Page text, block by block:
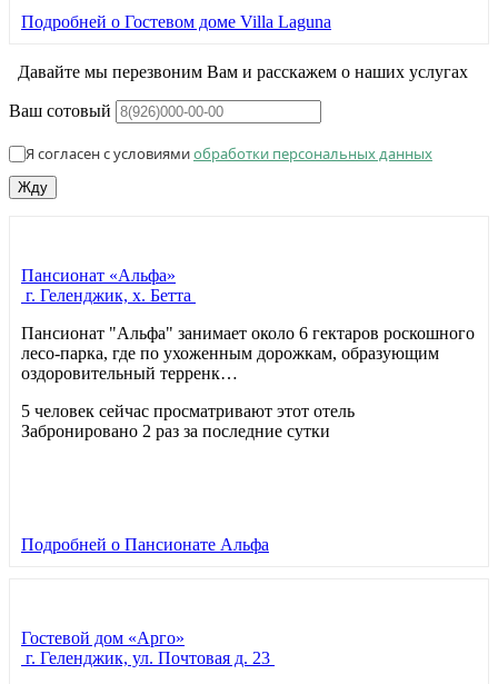
Подробней о Гостевом доме Villa Laguna
Давайте мы перезвоним Вам и расскажем о наших услугах
Ваш сотовый
Я согласен с условиямиобработки персональных данных
Жду
Пансионат «Альфа»
г. Геленджик, х. Бетта
Пансионат "Альфа" занимает около 6 гектаров роскошного
лесо-парка, где по ухоженным дорожкам, образующим
оздоровительный терренк…
5 человек сейчас просматривают этот отель
Забронировано 2 раз за последние сутки
Подробней о Пансионате Альфа
Гостевой дом «Арго»
г. Геленджик, ул. Почтовая д. 23